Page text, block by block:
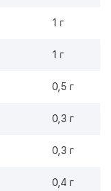
1 г
1 г
0,5 г
0,3 г
0,3 г
0,4 г